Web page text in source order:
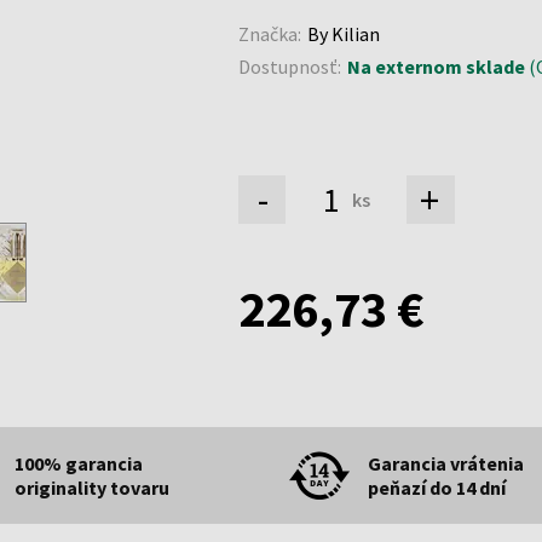
Značka: By Kilian
Dostupnosť: Na externom sklade
- ks +
226,73 €
100% garancia
originality tovaru
Garancia vrátenia
peňazí do 14 dní